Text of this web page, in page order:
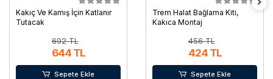
Kakıç Ve Kamış İçin Katlanır
Tutacak
692 TL
644 TL
Sepete Ekle
Trem Halat Bağlama Kiti,
Kakıca Montaj
456 TL
424 TL
Sepete Ekle